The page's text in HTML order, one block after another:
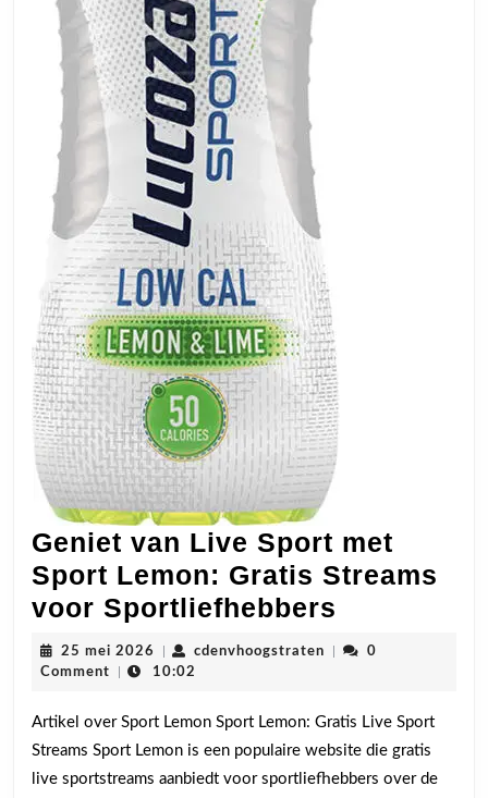
Geniet van Live Sport met
Sport Lemon: Gratis Streams
voor Sportliefhebbers
van
met
Sport
25 mei 2026 25
mei
cdenvhoogstraten cdenvhoogstraten
0
Comment
10:02
Artikel over Sport Lemon Sport Lemon: Gratis Live Sport
Streams Sport Lemon is een populaire website die gratis
live sportstreams aanbiedt voor sportliefhebbers over de